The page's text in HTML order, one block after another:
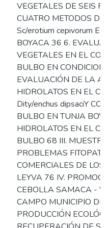
VEGETALES DE SEIS
CUATRO METODOS
Sc/erotium cepivorum
BOYACA 36 6.
VEGETALES EN EL
BULBO EN
EVALUACIÓN DE LA
HIDROLATOS EN EL
Dity/enchus dipsaciY
BULBO EN TUNJA
HIDROLATOS EN EL
BULBO 68 III.
PROBLEMAS
COMERCIALES DE
LEYVA 76 IV.
CEBOLLA SAMACA -
CAMPO MUNICIPIO
PRODUCCIÓN